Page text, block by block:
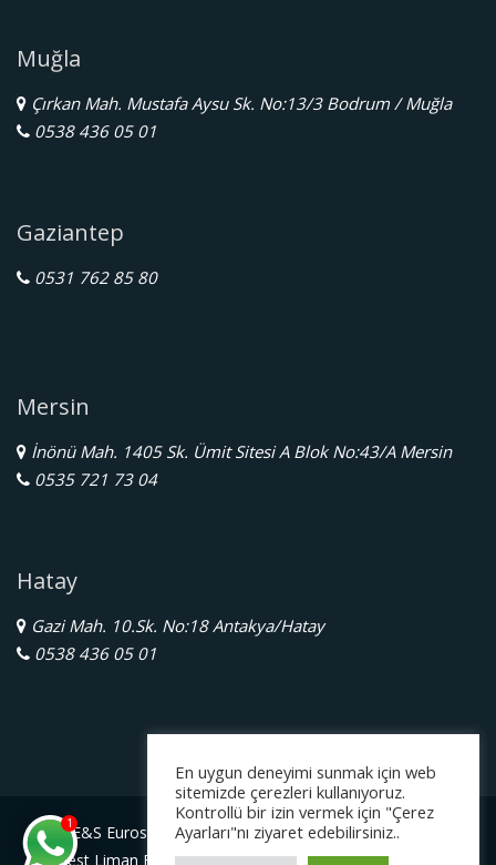
Muğla
Çırkan Mah. Mustafa Aysu Sk. No:13/3 Bodrum / Muğla
0538 436 05 01
Gaziantep
0531 762 85 80
Mersin
İnönü Mah. 1405 Sk. Ümit Sitesi A Blok No:43/A Mersin
0535 721 73 04
Hatay
Gazi Mah. 10.Sk. No:18 Antakya/Hatay
0538 436 05 01
E&S Eurostar Yurtdışı Eğitim Danışmanlığı Ltd. Şti.
Serbest Liman Bölge Müdürlüğü Gazimagosa / Kuzey Kıbrıs
1
En uygun deneyimi sunmak için web
sitemizde çerezleri kullanıyoruz.
Kontrollü bir izin vermek için "Çerez
Ayarları"nı ziyaret edebilirsiniz..